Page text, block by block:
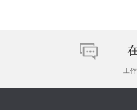
工